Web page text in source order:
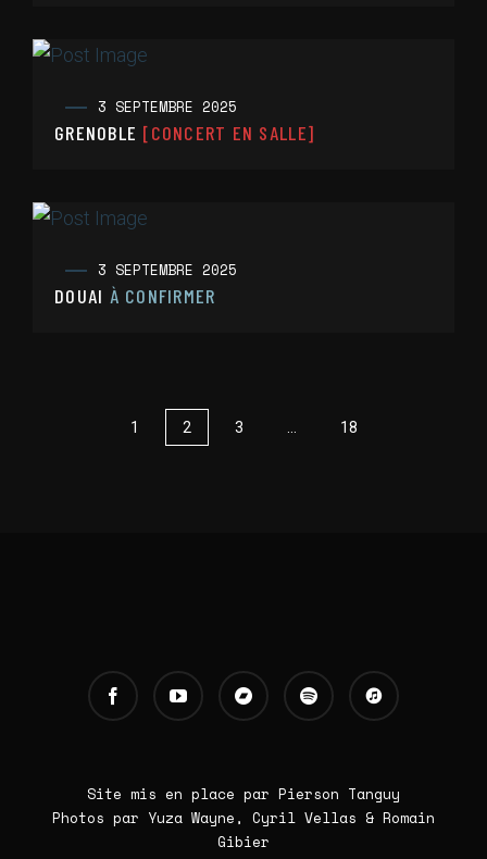
3 SEPTEMBRE 2025
GRENOBLE [CONCERT EN SALLE]
3 SEPTEMBRE 2025
DOUAI À CONFIRMER
1 2 3 18
Site mis en place par Pierson Tanguy
Photos par Yuza Wayne, Cyril Vellas & Romain
Gibier